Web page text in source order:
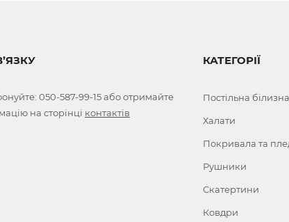
050-587-99-15або отримайте
на сторінці контактів
КАТЕГОРІЇ
Постільна білизна
Халати
Покривала та
Рушники
Скатертини
Ковдри